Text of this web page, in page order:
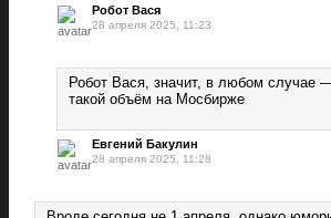
Робот Вася
28 апреля 2025, 11:23
Робот Вася, значит, в любом случае
такой объём на Мосбирже
Евгений Бакулин
28 апреля 2025, 11:28